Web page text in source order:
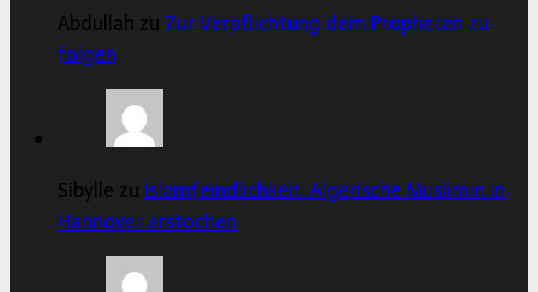
Abdullah zu Zur Verpflichtung dem Propheten zu
folgen
Sibylle zu Islamfeindlichkeit: Algerische Muslimin in
Hannover erstochen